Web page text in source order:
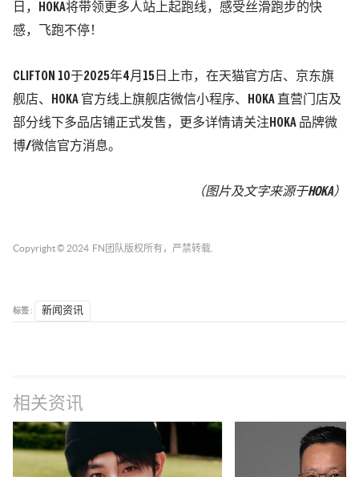
日，HOKA将带领更多人站上起跑线，感受丝滑跑步的快
感，飞跑不停！
CLIFTON 10于2025年4月15日上市，在天猫官方店、京东旗
舰店、HOKA 官方线上旗舰店微信小程序、HOKA 直营门店及
部分线下多品店铺正式发售，更多详情请关注HOKA 品牌微
博/微信官方消息。
（图片及文字来源于HOKA）
Copyright © 2024 FN团队 版权所有，严禁转载.
标签 : 新闻资讯
相关资讯